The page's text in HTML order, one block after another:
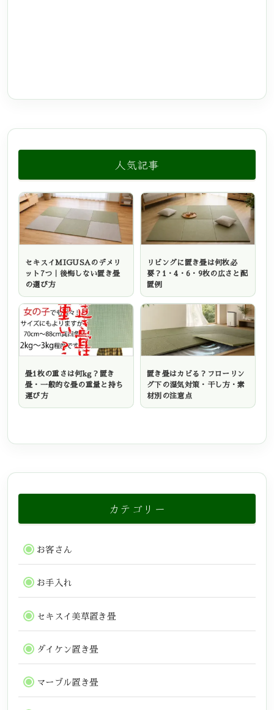
人気記事
セキスイMIGUSAのデメリ
ット7つ｜後悔しない置き畳
の選び方
リビングに置き畳は何枚必
要？1・4・6・9枚の広さと配
置例
畳1枚の重さは何kg？置き
畳・一般的な畳の重量と持ち
運び方
置き畳はカビる？フローリン
グ下の湿気対策・干し方・素
材別の注意点
カテゴリー
お客さん
お手入れ
セキスイ美草置き畳
ダイケン置き畳
マーブル置き畳